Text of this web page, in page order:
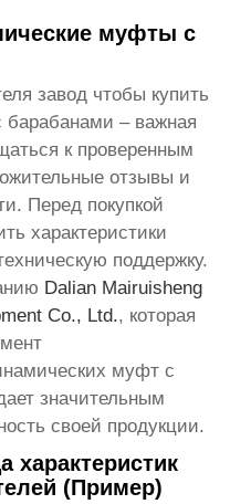
муфты с
завод чтобы купить
барабанами – важная
к проверенным
отзывы и
Перед покупкой
характеристики
поддержку.
Dalian Mairuisheng
Co., Ltd., которая
муфт с
значительным
своей продукции.
характеристик
(Пример)